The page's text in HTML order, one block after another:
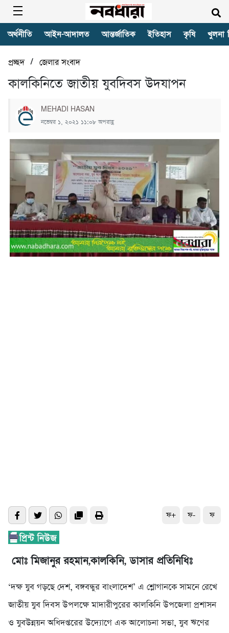
অর্থনীতি আইন-আদালত আন্তর্জাতিক ইতিহাস কৃষি খুলনা
প্রচ্ছদ/ জেলার সংবাদ
কালকিনিতে জাতীয় যুবদিবস উদযাপন
MEHADI HASAN
নভেম্বর ১, ২০২১ ১১:০৮ অপরাহ্ণ
ফ+ ফ- ফ
মোঃ মিজানুর রহমান,কালকিনি, ডাসার প্র‌তি‌নি‌ধিঃ
‘দক্ষ যুব গড়ছে দেশ, বঙ্গবন্ধুর বাংলাদেশ’ এ শ্লোগানকে সামনে রেখে
জাতীয় যুব দিবস উপলক্ষে মাদারীপুরের কালকিনি উপজেলা প্রশাসন
ও যুবউন্নয়ন অধিদপ্তরের উদ্যোগে এক আলোচনা সভা, যুব ঋণের